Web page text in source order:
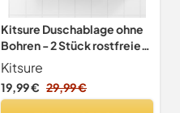
Kitsure Duschablage ohne
Bohren - 2 Stück rostfreie
Badezimmer Organizer,
schnell trocknende
Badregal ohne Bohren mit
Kitsure
19,99 € 29,99 €